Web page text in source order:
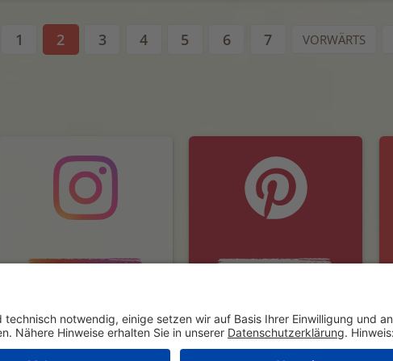
1 2 3 4 5 6 7 VORWÄRTS